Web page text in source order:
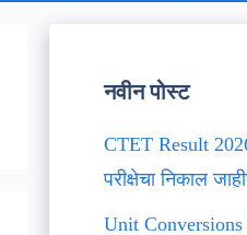
नवीन पोस्ट
CTET Result
परीक्षेचा निकाल
Unit Conversions